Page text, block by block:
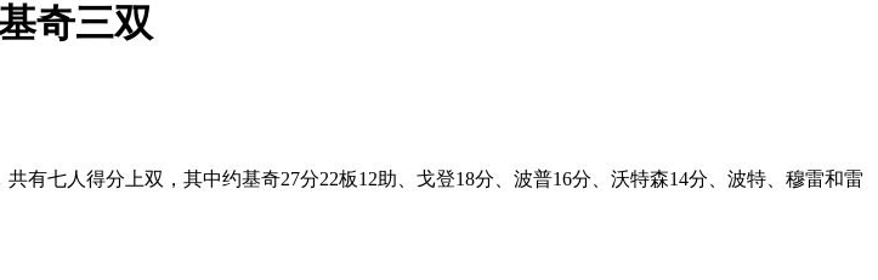
奇三双
有七人得分上双，其中约基奇27分22板12助、戈登18分、波普16分、沃特森14分、波特、穆雷和雷